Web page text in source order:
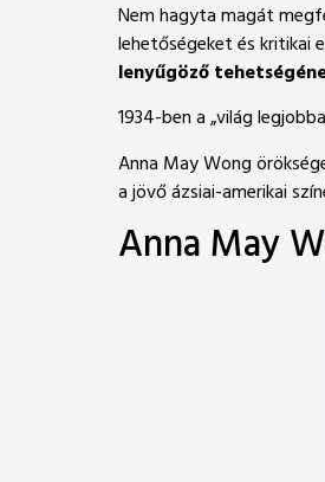
Nem hagyta magát
lehetőségeket és kritikai
lenyűgöző
1934-ben a „világ
Anna May Wong
a jövő ázsiai-amerikai
Anna May